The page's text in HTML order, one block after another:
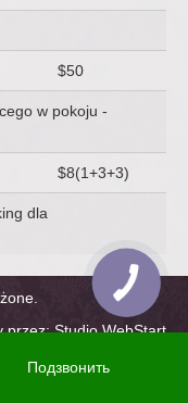
$50
w pokoju -
$8(1+3+3)
dla
przez: Studio WebStart
Подзвонить